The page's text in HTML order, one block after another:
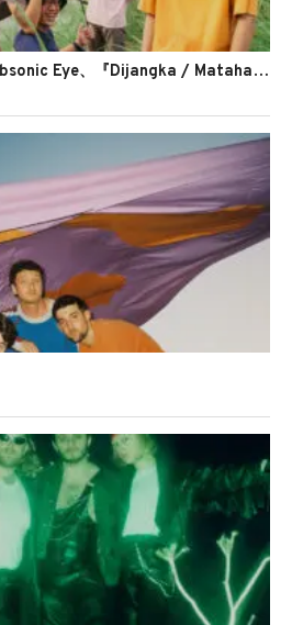
オルタナロックバンド Subsonic Eye、『Dijangka / Matahari』を公開